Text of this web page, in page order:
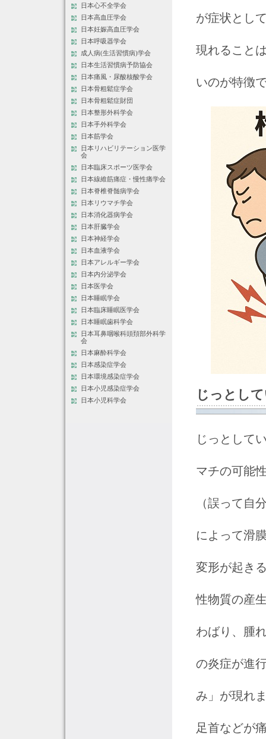
日本心不全学会
日本高血圧学会
日本妊娠高血圧学会
日本呼吸器学会
成人病(生活習慣病)学会
日本生活習慣病予防協会
日本痛風・尿酸核酸学会
日本骨粗鬆症学会
日本骨粗鬆症財団
日本整形外科学会
日本手外科学会
日本筋学会
日本リハビリテーション医学
会
日本臨床スポーツ医学会
日本線維筋痛症・慢性痛学会
日本脊椎脊髄病学会
日本リウマチ学会
日本消化器病学会
日本肝臓学会
日本神経学会
日本血液学会
日本アレルギー学会
日本内分泌学会
日本医学会
日本睡眠学会
日本臨床睡眠医学会
日本睡眠歯科学会
日本耳鼻咽喉科頭頚部外科学
会
日本麻酔科学会
日本感染症学会
日本環境感染症学会
日本小児感染症学会
日本小児科学会
が症状とし
現れること
いのが特
じっとし
じっとして
マチの可能
（誤って自
によって滑
変形が起き
性物質の産
わばり、腫
の炎症が進
み」が現れ
足首などが